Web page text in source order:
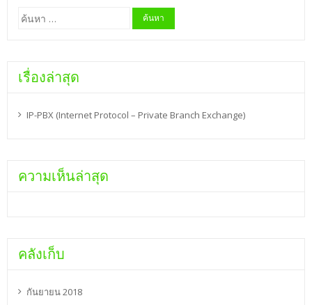
ค้นหา
สำหรับ:
เรื่องล่าสุด
IP-PBX (Internet Protocol – Private Branch Exchange)
ความเห็นล่าสุด
คลังเก็บ
กันยายน 2018